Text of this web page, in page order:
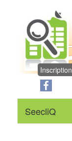
Inscription
SeecliQ